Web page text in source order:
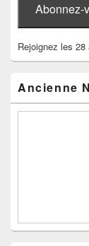
Abonnez-
Rejoignez les
Ancienne